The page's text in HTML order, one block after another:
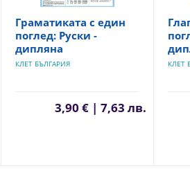
Граматиката с един
поглед: Руски -
дипляна
КЛЕТ БЪЛГАРИЯ
3,90 € | 7,63 лв.
КЛЕТ